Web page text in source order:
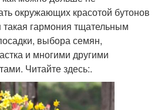
окружающих красотой бутонов
такая гармония тщательным
выбора семян,
и многими другими
Читайте здесь:.